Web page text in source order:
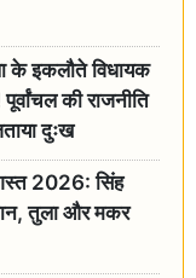
इकलौते विधायक
की राजनीति
दुःख
2026: सिंह
तुला और मकर